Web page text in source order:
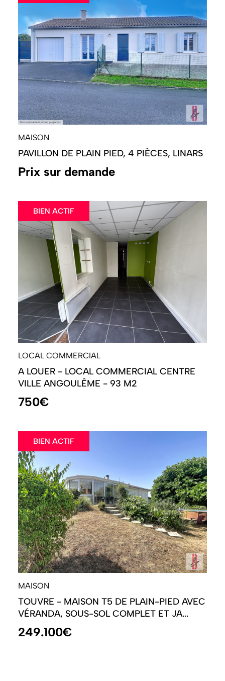
MAISON
PAVILLON DE PLAIN PIED, 4 PIÈCES, LINARS
Prix sur demande
BIEN ACTIF
LOCAL COMMERCIAL
A LOUER - LOCAL COMMERCIAL CENTRE
VILLE ANGOULÊME - 93 M2
750€
BIEN ACTIF
MAISON
TOUVRE - MAISON T5 DE PLAIN-PIED AVEC
VÉRANDA, SOUS-SOL COMPLET ET JA...
249.100€